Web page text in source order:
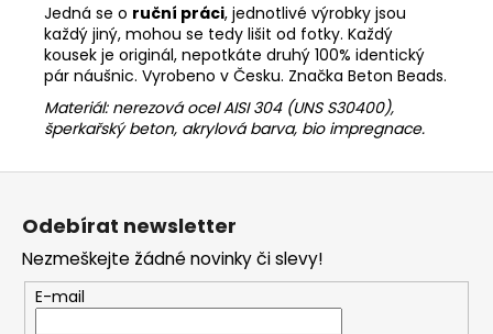
Jedná se o ruční práci, jednotlivé výrobky jsou
každý jiný, mohou se tedy lišit od fotky. Každý
kousek je originál, nepotkáte druhý 100% identický
pár náušnic. Vyrobeno v Česku. Značka Beton Beads.
Materiál: nerezová ocel AISI 304 (UNS S30400),
šperkařský beton, akrylová barva, bio impregnace.
Z
Odebírat newsletter
Nezmeškejte žádné novinky či slevy!
E-mail